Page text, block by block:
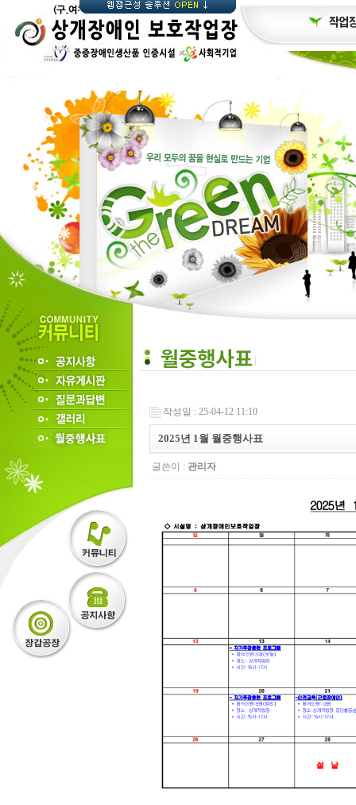
작성일 : 25-04-12 11:10
2025년 1월 월중행사표
글쓴이 : 관리자